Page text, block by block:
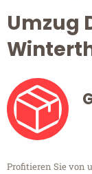
Umzug
Profitieren Sie von